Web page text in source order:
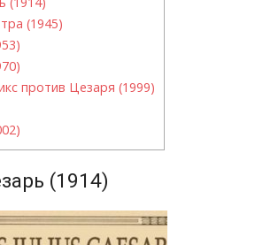
(1945)
против Цезаря (1999)
(1914)